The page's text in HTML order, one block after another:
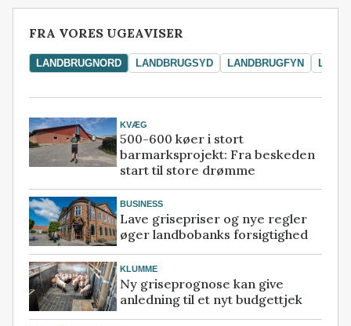
FRA VORES UGEAVISER
LANDBRUGNORD LANDBRUGSYD LANDBRUGFYN
KVÆG
500-600 køer i stort
barmarksprojekt: Fra beskeden
start til store drømme
BUSINESS
Lave grisepriser og nye regler
øger landbobanks forsigtighed
KLUMME
Ny griseprognose kan give
anledning til et nyt budgettjek